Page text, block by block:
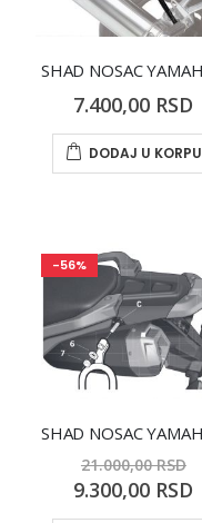
7.400,00 RSD
DODAJ U KORPU
-56%
21.000,00 RSD
Special
Price
9.300,00 RSD